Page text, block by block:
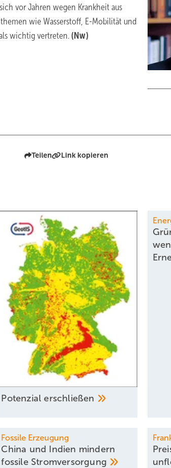
vor Jahren wegen Krankheit aus
wie Wasserstoff, E-Mobilität und
wichtig vertreten. (Nw)
Teilen Link kopieren
Potenzial­erschließen
Fossile Erzeugung
China und Indien mindern
fossile Stromversorgung